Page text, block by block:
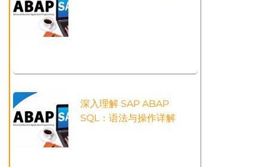
深入理解 SAP ABAP
SQL：语法与操作详解